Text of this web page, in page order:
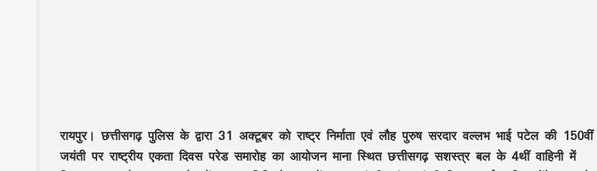
रायपुर। छत्तीसगढ़ पुलिस के द्वारा 31 अक्टूबर को राष्ट्र निर्माता एवं लौह पुरुष सरदार वल्लभ भाई पटेल की 150वीं
जयंती पर राष्ट्रीय एकता दिवस परेड समारोह का आयोजन माना स्थित छत्तीसगढ़ सशस्त्र बल के 4थीं वाहिनी में